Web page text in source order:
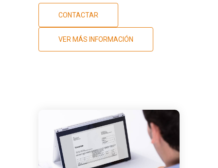
CONTACTAR
VER MÁS INFORMACIÓN